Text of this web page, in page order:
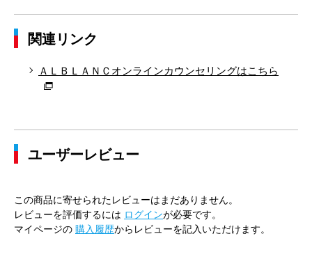
関連リンク
ＡＬＢＬＡＮＣオンラインカウンセリングはこちら
ユーザーレビュー
この商品に寄せられたレビューはまだありません。
レビューを評価するには ログインが必要です。
マイページの 購入履歴からレビューを記入いただけます。